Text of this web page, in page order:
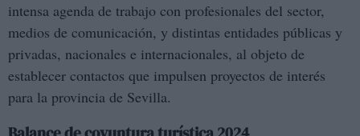
intensa agenda de trabajo con profesionales del sector,
medios de comunicación, y distintas entidades públicas y
privadas, nacionales e internacionales, al objeto de
establecer contactos que impulsen proyectos de interés
para la provincia de Sevilla.